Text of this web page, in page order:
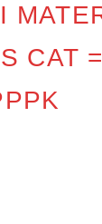
CAT